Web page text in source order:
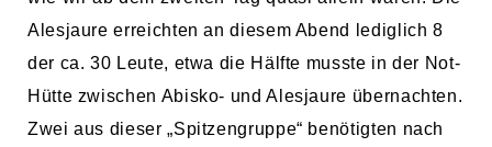
Alesjaure erreichten an diesem Abend lediglich 8
der ca. 30 Leute, etwa die Hälfte musste in der Not-
Hütte zwischen Abisko- und Alesjaure übernachten.
Zwei aus dieser „Spitzengruppe“ benötigten nach